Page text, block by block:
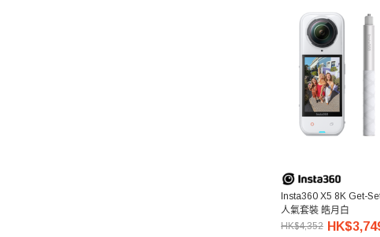
Insta360 X5 8K Get-
人氣套裝 皓月白
HK$4,352